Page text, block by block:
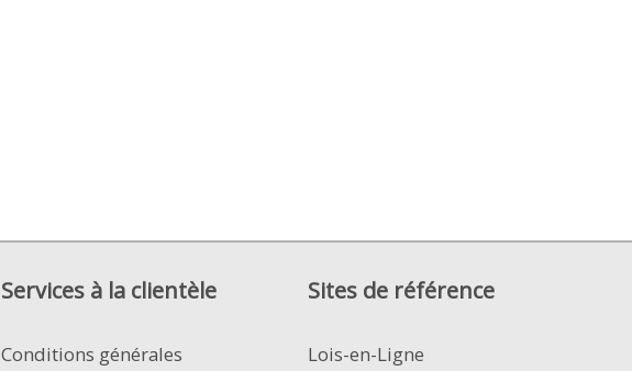
Services à la clientèle
Conditions générales
Sites de référence
Lois-en-Ligne